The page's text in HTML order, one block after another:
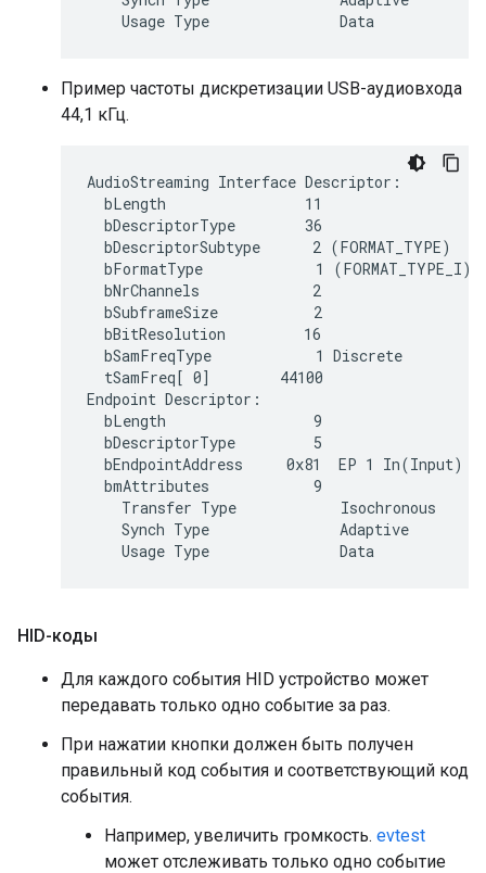
Пример частоты дискретизации USB-аудиовхода
44,1 кГц.
AudioStreaming Interface Descriptor:
  bLength                11
  bDescriptorType        36
  bDescriptorSubtype      2 (FORMAT_TYPE)
  bFormatType             1 (FORMAT_TYPE_I)
  bNrChannels             2
  bSubframeSize           2
  bBitResolution         16
  bSamFreqType            1 Discrete
  tSamFreq[ 0]        44100
Endpoint Descriptor:
  bLength                 9
  bDescriptorType         5
  bEndpointAddress     0x81  EP 1 In(Input)
  bmAttributes            9
    Transfer Type            Isochronous
    Synch Type               Adaptive
HID-коды
Для каждого события HID устройство может
передавать только одно событие за раз.
При нажатии кнопки должен быть получен
правильный код события и соответствующий код
события.
Например, увеличить громкость. evtest
может отслеживать только одно событие